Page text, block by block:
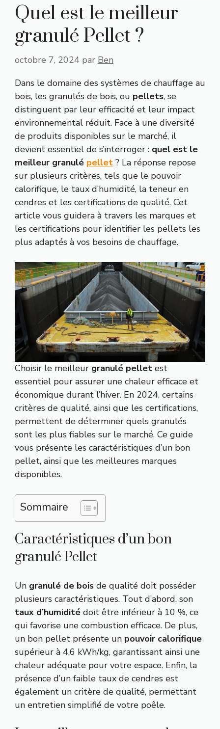
Quel est le meilleur
granulé Pellet ?
octobre 7, 2024 par Ben
Dans le domaine des systèmes de chauffage au
bois, les granulés de bois, ou pellets, se
distinguent par leur efficacité et leur impact
environnemental réduit. Face à une diversité
de produits disponibles sur le marché, il
devient essentiel de s’interroger : quel est le
meilleur granulé pellet ? La réponse repose
sur plusieurs critères, tels que le pouvoir
calorifique, le taux d’humidité, la teneur en
cendres et les certifications de qualité. Cet
article vous guidera à travers les marques et
les certifications pour identifier les pellets les
plus adaptés à vos besoins de chauffage.
Choisir le meilleur granulé pellet est
essentiel pour assurer une chaleur efficace et
économique durant l’hiver. En 2024, certains
critères de qualité, ainsi que les certifications,
permettent de déterminer quels granulés
sont les plus fiables sur le marché. Ce guide
vous présente les caractéristiques d’un bon
pellet, ainsi que les meilleures marques
disponibles.
Sommaire
Caractéristiques d’un bon
granulé Pellet
Un granulé de bois de qualité doit posséder
plusieurs caractéristiques. Tout d’abord, son
taux d’humidité doit être inférieur à 10 %, ce
qui favorise une combustion efficace. De plus,
un bon pellet présente un pouvoir calorifique
supérieur à 4,6 kWh/kg, garantissant ainsi une
chaleur adéquate pour votre espace. Enfin, la
présence d’un faible taux de cendres est
également un critère de qualité, permettant
un entretien simplifié de votre poêle.